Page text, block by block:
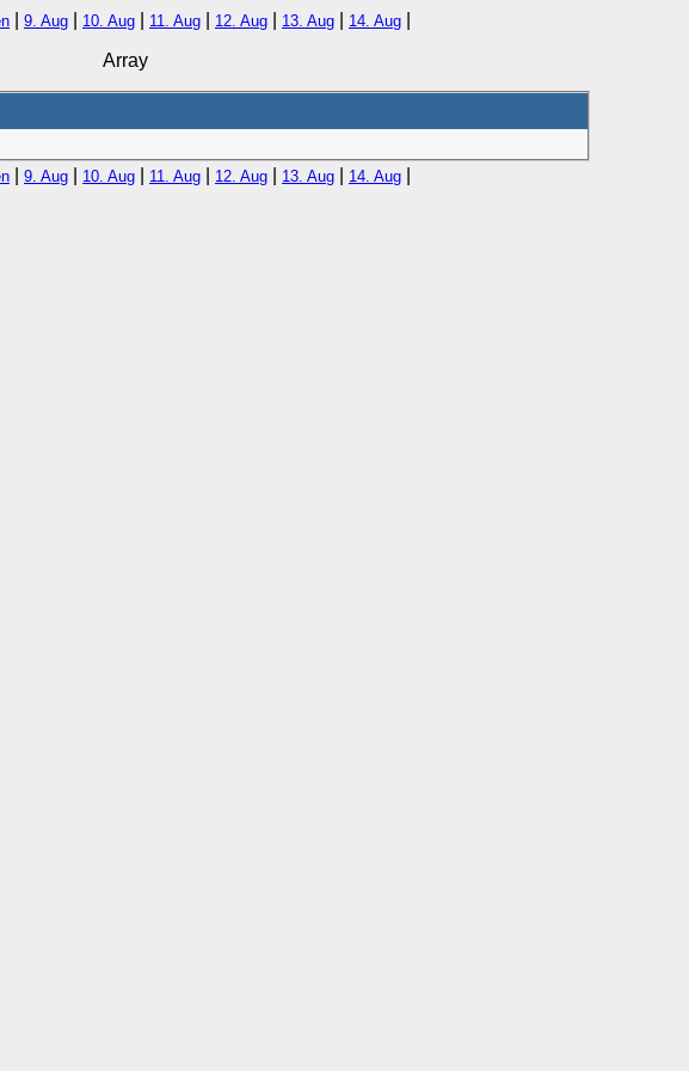
9. Aug 10. Aug 11. Aug 12. Aug 13. Aug 14. Aug
Array
9. Aug 10. Aug 11. Aug 12. Aug 13. Aug 14. Aug